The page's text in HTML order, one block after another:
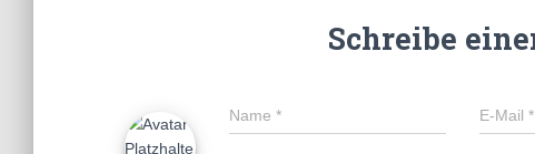
Schreibe
Name * E-Mail*